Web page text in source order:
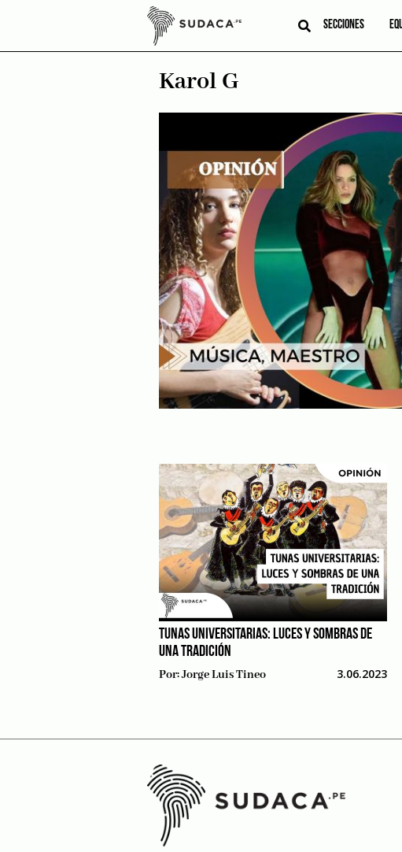
SECCIONES
Karol G
TUNAS UNIVERSITARIAS: LUCES Y SOMBRAS DE
UNA TRADICIÓN
Por:Jorge Luis Tineo 3.06.2023